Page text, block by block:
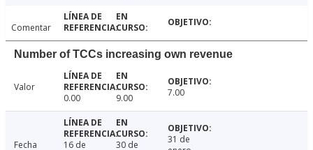
Comentar
Number of TCCs increasing own revenue
Valor
0.00
9.00 7.00
Fecha 16 de 30 de
31 de